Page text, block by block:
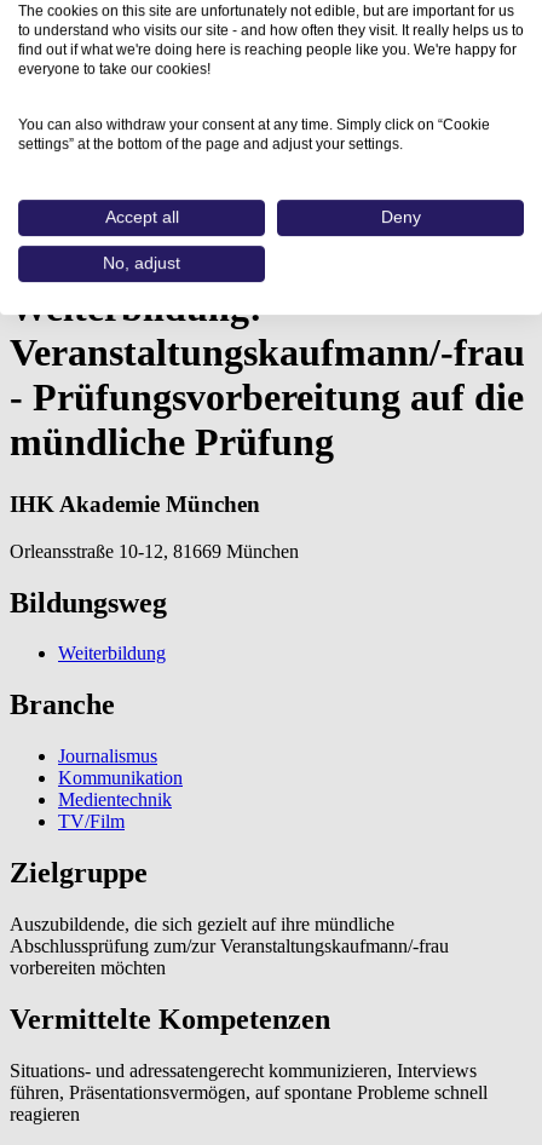
Aus- und Weiterbildungen
Weiterbildung: Veranstaltungskaufmann/-frau -
Prüfungsvorbereitung…
Weiterbildung:
Veranstaltungskaufmann/-frau
- Prüfungsvorbereitung auf die
mündliche Prüfung
IHK Akademie München
Orleansstraße 10-12, 81669 München
Bildungsweg
Weiterbildung
Branche
Journalismus
Kommunikation
Medientechnik
TV/Film
Zielgruppe
Auszubildende, die sich gezielt auf ihre mündliche
Abschlussprüfung zum/zur Veranstaltungskaufmann/-frau
vorbereiten möchten
Vermittelte Kompetenzen
Situations- und adressatengerecht kommunizieren, Interviews
führen, Präsentationsvermögen, auf spontane Probleme schnell
reagieren
The cookies on this site are unfortunately not edible, but are important for us
to understand who visits our site - and how often they visit. It really helps us to
find out if what we're doing here is reaching people like you. We're happy for
everyone to take our cookies!
You can also withdraw your consent at any time. Simply click on “Cookie
settings” at the bottom of the page and adjust your settings.
Accept all Deny
No, adjust